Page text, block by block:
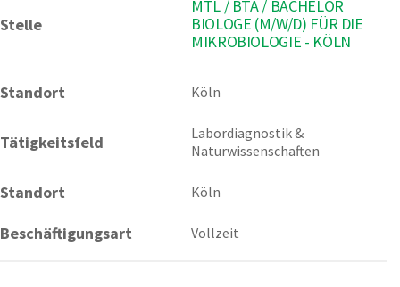
Stelle
MTL / BTA / BACHELOR
BIOLOGE (M/W/D) FÜR DIE
MIKROBIOLOGIE - KÖLN
Standort Köln
Tätigkeitsfeld
Labordiagnostik &
Naturwissenschaften
Standort Köln
Beschäftigungsart Vollzeit